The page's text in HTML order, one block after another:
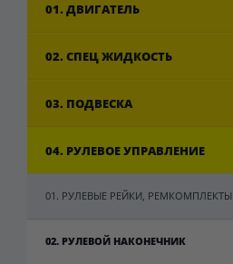
01. ДВИГАТЕЛЬ
02. СПЕЦ ЖИДКОСТЬ
03. ПОДВЕСКА
04. РУЛЕВОЕ УПРАВЛЕНИЕ
01. РУЛЕВЫЕ РЕЙКИ, РЕМКОМПЛЕКТЫ
02. РУЛЕВОЙ НАКОНЕЧНИК